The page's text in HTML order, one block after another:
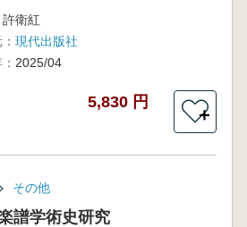
許衛紅
現代出版社
2025/04
5,830 円
＋
その他
譜学術史研究